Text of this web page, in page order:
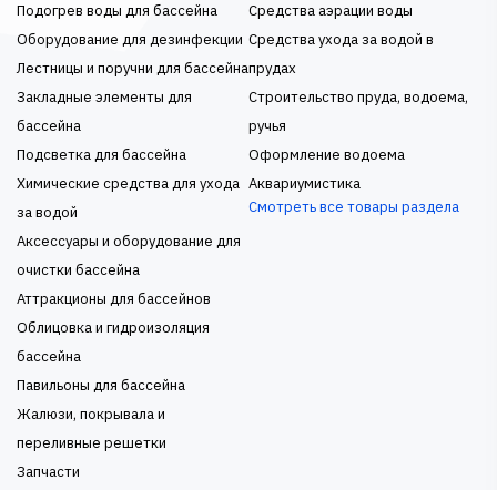
Подогрев воды для бассейна
Оборудование для дезинфекции
Лестницы и поручни для бассейна
Закладные элементы для
бассейна
Подсветка для бассейна
Химические средства для ухода
за водой
Аксессуары и оборудование для
очистки бассейна
Аттракционы для бассейнов
Облицовка и гидроизоляция
бассейна
Павильоны для бассейна
Жалюзи, покрывала и
переливные решетки
Запчасти
Средства аэрации воды
Средства ухода за водой в
прудах
Строительство пруда, водоема,
ручья
Оформление водоема
Аквариумистика
Смотреть все товары раздела